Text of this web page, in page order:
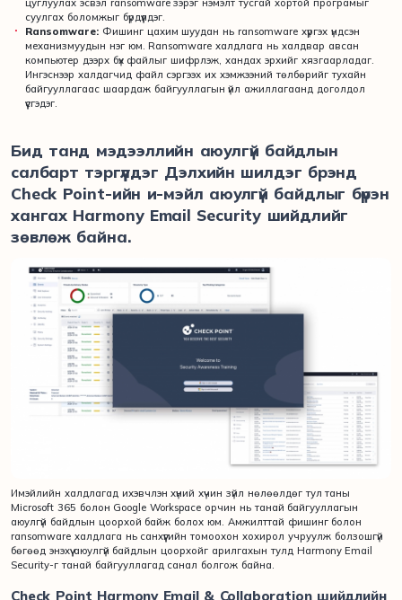
суулгах боломжыг бүрдүүлдэг.
Ransomware: Фишинг цахим шуудан нь ransomware хүргэх үндсэн
механизмуудын нэг юм. Ransomware халдлага нь халдвар авсан
компьютер дээрх бүх файлыг шифрлэж, хандах эрхийг хязгаарладаг.
Ингэснээр халдагчид файл сэргээх их хэмжээний төлбөрийг тухайн
байгууллагаас шаардаж байгууллагын үйл ажиллагаанд доголдол
үүсгэдэг.
Бид танд мэдээллийн аюулгүй байдлын
салбарт тэргүүлдэг Дэлхийн шилдэг брэнд
Check Point-ийн и-мэйл аюулгүй байдлыг бүрэн
хангах Harmony Email Security шийдлийг
зөвлөж байна.
Имэйлийн халдлагад ихэвчлэн хүний ​​хүчин зүйл нөлөөлдөг тул таны
Microsoft 365 болон Google Workspace орчин нь танай байгууллагын
аюулгүй байдлын цоорхой байж болох юм. Амжилттай фишинг болон
ransomware халдлага нь санхүүгийн томоохон хохирол учруулж болзошгүй
бөгөөд энэхүү аюулгүй байдлын цоорхойг арилгахын тулд Harmony Email
Security-г танай байгууллагад санал болгож байна.
Check Point Harmony Email & Collaboration шийдлийн